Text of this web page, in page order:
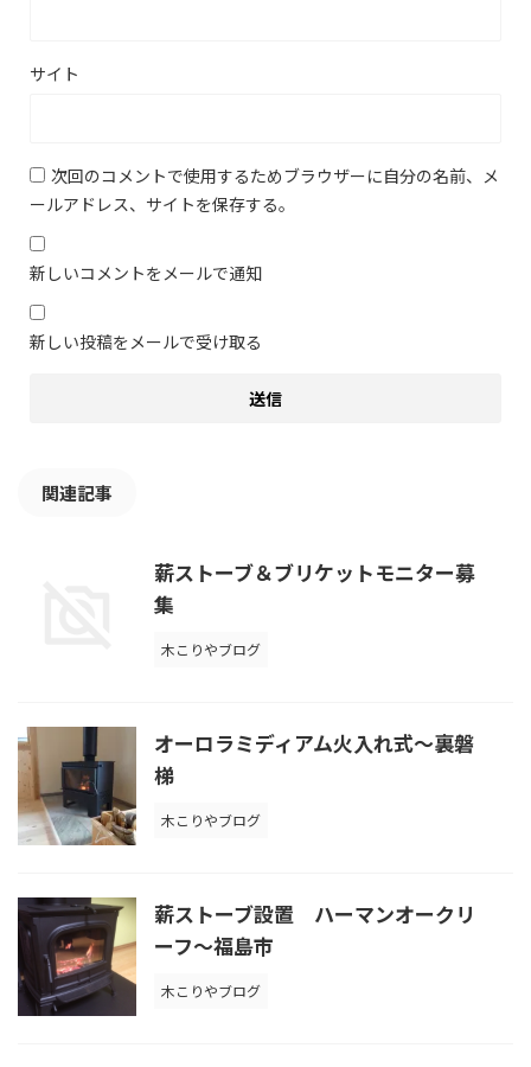
サイト
次回のコメントで使用するためブラウザーに自分の名前、メ
ールアドレス、サイトを保存する。
新しいコメントをメールで通知
新しい投稿をメールで受け取る
関連記事
薪ストーブ＆ブリケットモニター募
集
木こりやブログ
オーロラミディアム火入れ式～裏磐
梯
木こりやブログ
薪ストーブ設置 ハーマンオークリ
ーフ～福島市
木こりやブログ